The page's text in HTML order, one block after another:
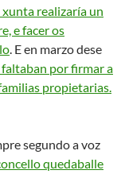
xunta realizaría un
e facer os
. E en marzo dese
faltaban por firmar a
propietarias.
segundo a voz
quedaballe